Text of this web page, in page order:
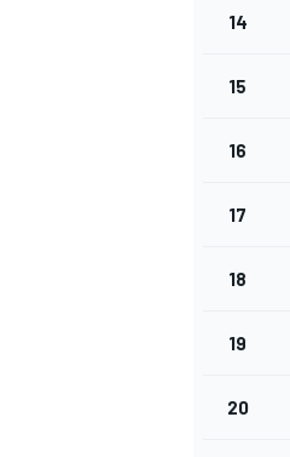
14
15
16
17
18
19
20